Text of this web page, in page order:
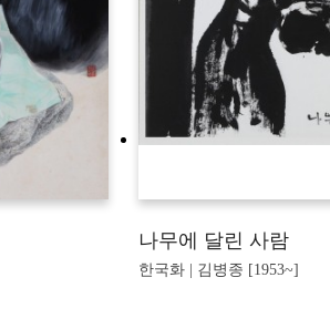
나무에 달린 사람
한국화 | 김병종 [1953~]